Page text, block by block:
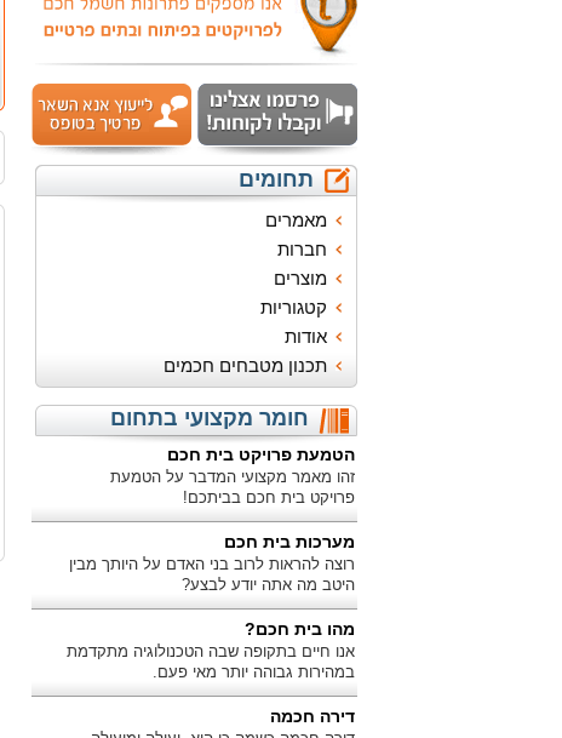
תחומים
מאמרים
חברות
מוצרים
קטגוריות
אודות
תכנון מטבחים חכמים
חומר מקצועי בתחום
הטמעת פרויקט בית חכם
זהו מאמר מקצועי המדבר על הטמעת
פרויקט בית חכם בביתכם!
מערכות בית חכם
רוצה להראות לרוב בני האדם על היותך מבין
היטב מה אתה יודע לבצע?
מהו בית חכם?
אנו חיים בתקופה שבה הטכנולוגיה מתקדמת
במהירות גבוהה יותר מאי פעם.
דירה חכמה